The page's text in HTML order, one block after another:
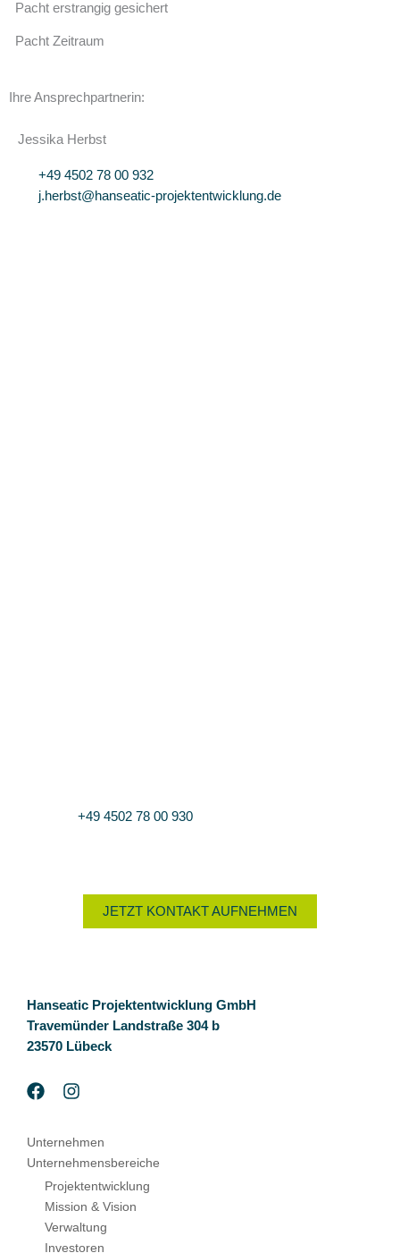
Pacht erstrangig gesichert
Pacht Zeitraum
Ihre Ansprechpartnerin:
Jessika Herbst
+49 4502 78 00 932
j.herbst@hanseatic-projektentwicklung.de
+49 4502 78 00 930
JETZT KONTAKT AUFNEHMEN
Hanseatic Projektentwicklung GmbH
Travemünder Landstraße 304 b
23570 Lübeck
Unternehmen
Unternehmensbereiche
Projektentwicklung
Mission & Vision
Verwaltung
Investoren